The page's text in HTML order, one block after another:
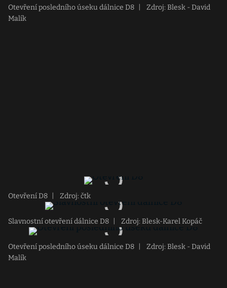
Otevření posledního úseku dálnice D8
Zdroj: Blesk - David
Malík
Otevření D8 Zdroj: čtk
Slavnostní otevření dálnice D8 Zdroj: Blesk-Karel Kopáč
Otevření posledního úseku dálnice D8
Zdroj: Blesk - David
Malík